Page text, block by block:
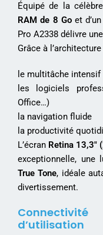
Équipé de la
RAM de 8 Goet d’un
Pro A2338 délivre
Grâce à
le multitâche intensif
les logiciels
Office…)
la navigation fluide
la productivité
L’écran Retina 13,3″
exceptionnelle, une
True Tone, idéale
divertissement.
d’utilisation